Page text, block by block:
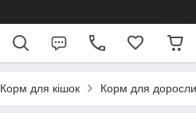
Корм для кішок Корм для